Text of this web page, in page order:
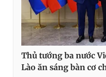
Thủ tướng ba nước
Lào ăn sáng bàn cơ